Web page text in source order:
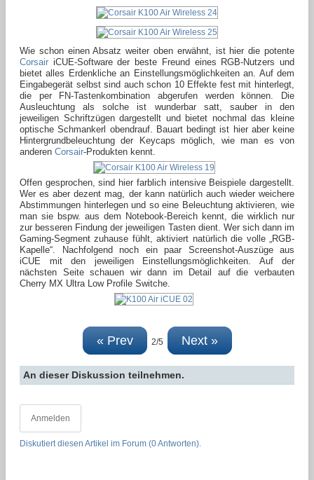
Wie schon einen Absatz weiter oben erwähnt, ist hier die potente
Corsair iCUE-Software der beste Freund eines RGB-Nutzers und
bietet alles Erdenkliche an Einstellungsmöglichkeiten an. Auf dem
Eingabegerät selbst sind auch schon 10 Effekte fest mit hinterlegt,
die per FN-Tastenkombination abgerufen werden können. Die
Ausleuchtung als solche ist wunderbar satt, sauber in den
jeweiligen Schriftzügen dargestellt und bietet nochmal das kleine
optische Schmankerl obendrauf. Bauart bedingt ist hier aber keine
Hintergrundbeleuchtung der Keycaps möglich, wie man es von
anderen Corsair-Produkten kennt.
Offen gesprochen, sind hier farblich intensive Beispiele dargestellt.
Wer es aber dezent mag, der kann natürlich auch wieder weichere
Abstimmungen hinterlegen und so eine Beleuchtung aktivieren, wie
man sie bspw. aus dem Notebook-Bereich kennt, die wirklich nur
zur besseren Findung der jeweiligen Tasten dient. Wer sich dann im
Gaming-Segment zuhause fühlt, aktiviert natürlich die volle „RGB-
Kapelle“. Nachfolgend noch ein paar Screenshot-Auszüge aus
iCUE mit den jeweiligen Einstellungsmöglichkeiten. Auf der
nächsten Seite schauen wir dann im Detail auf die verbauten
Cherry MX Ultra Low Profile Switche.
« Prev 2/5 Next »
An dieser Diskussion teilnehmen.
Anmelden
Diskutiert diesen Artikel im Forum (0 Antworten).